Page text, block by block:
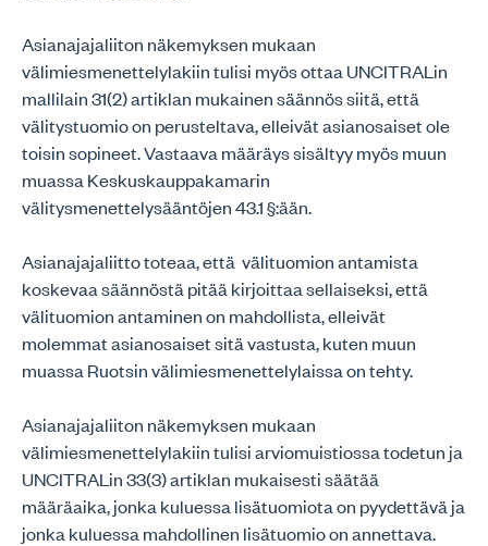
Asianajajaliiton näkemyksen mukaan
välimiesmenettelylakiin tulisi myös ottaa UNCITRALin
mallilain 31(2) artiklan mukainen säännös siitä, että
välitystuomio on perusteltava, elleivät asianosaiset ole
toisin sopineet. Vastaava määräys sisältyy myös muun
muassa Keskuskauppakamarin
välitysmenettelysääntöjen 43.1 §:ään.
Asianajajaliitto toteaa, että välituomion antamista
koskevaa säännöstä pitää kirjoittaa sellaiseksi, että
välituomion antaminen on mahdollista, elleivät
molemmat asianosaiset sitä vastusta, kuten muun
muassa Ruotsin välimiesmenettelylaissa on tehty.
Asianajajaliiton näkemyksen mukaan
välimiesmenettelylakiin tulisi arviomuistiossa todetun ja
UNCITRALin 33(3) artiklan mukaisesti säätää
määräaika, jonka kuluessa lisätuomiota on pyydettävä ja
jonka kuluessa mahdollinen lisätuomio on annettava.